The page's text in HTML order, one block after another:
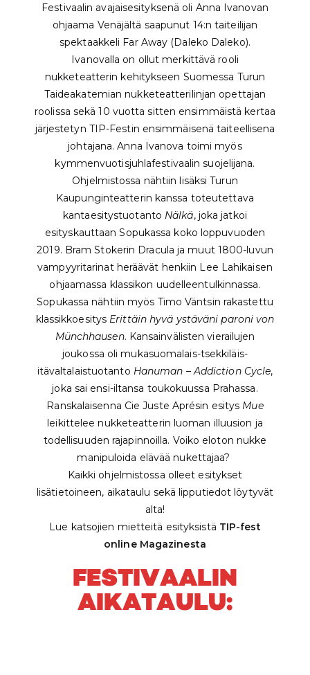
Festivaalin avajaisesityksenä oli Anna Ivanovan
ohjaama Venäjältä saapunut 14:n taiteilijan
spektaakkeli Far Away (Daleko Daleko).
Ivanovalla on ollut merkittävä rooli
nukketeatterin kehitykseen Suomessa Turun
Taideakatemian nukketeatterilinjan opettajan
roolissa sekä 10 vuotta sitten ensimmäistä kertaa
järjestetyn TIP-Festin ensimmäisenä taiteellisena
johtajana. Anna Ivanova toimi myös
kymmenvuotisjuhlafestivaalin suojelijana.
Ohjelmistossa nähtiin lisäksi Turun
Kaupunginteatterin kanssa toteutettava
kantaesitystuotanto Nälkä, joka jatkoi
esityskauttaan Sopukassa koko loppuvuoden
2019. Bram Stokerin Dracula ja muut 1800-luvun
vampyyritarinat heräävät henkiin Lee Lahikaisen
ohjaamassa klassikon uudelleentulkinnassa.
Sopukassa nähtiin myös Timo Väntsin rakastettu
klassikkoesitys Erittäin hyvä ystäväni paroni von
Münchhausen. Kansainvälisten vierailujen
joukossa oli mukasuomalais-tsekkiläis-
itävaltalaistuotanto Hanuman – Addiction Cycle,
joka sai ensi-iltansa toukokuussa Prahassa.
Ranskalaisenna Cie Juste Aprésin esitys Mue
leikittelee nukketeatterin luoman illuusion ja
todellisuuden rajapinnoilla. Voiko eloton nukke
manipuloida elävää nukettajaa?
Kaikki ohjelmistossa olleet esitykset
lisätietoineen, aikataulu sekä lipputiedot löytyvät
alta!
Lue katsojien mietteitä esityksistä TIP-fest
online Magazinesta
FESTIVAALIN
AIKATAULU: